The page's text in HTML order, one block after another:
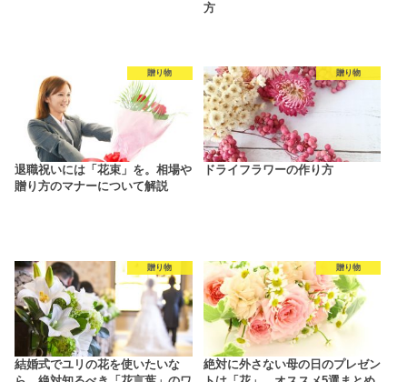
方
贈り物
退職祝いには「花束」を。相場や
贈り方のマナーについて解説
贈り物
ドライフラワーの作り方
贈り物
結婚式でユリの花を使いたいな
贈り物
絶対に外さない母の日のプレゼン